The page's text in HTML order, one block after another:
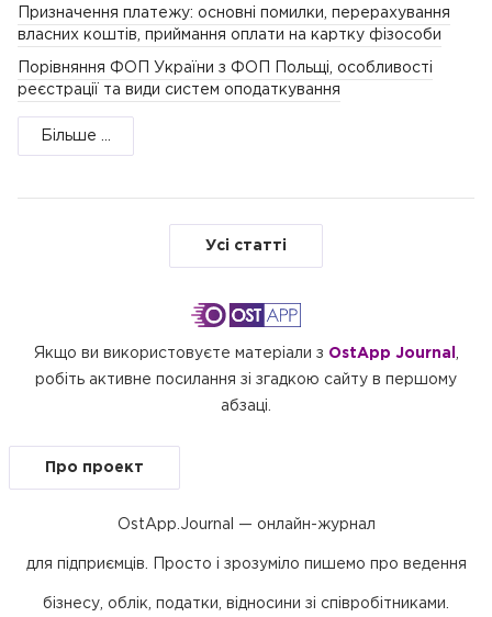
Призначення платежу: основні помилки, перерахування
власних коштів, приймання оплати на картку фізособи
Порівняння ФОП України з ФОП Польщі, особливості
реєстрації та види систем оподаткування
Більше ...
Усі статті
Якщо ви використовуєте матеріали з OstApp Journal
робіть активне посилання зі згадкою сайту в першому
абзаці.
Про проект
OstApp.Journal — онлайн-журнал
для підприємців. Просто і зрозуміло пишемо про ведення
бізнесу, облік, податки, відносини зі співробітниками.